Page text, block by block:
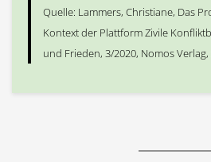
Quelle: Lammers, Christiane, Das
Kontext der Plattform Zivile
und Frieden, 3/2020, Nomos Verlag,